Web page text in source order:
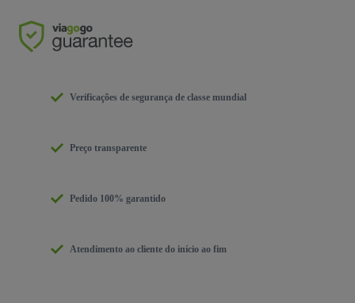
Verificações de segurança de classe mundial
Preço transparente
Pedido 100% garantido
Atendimento ao cliente do início ao fim